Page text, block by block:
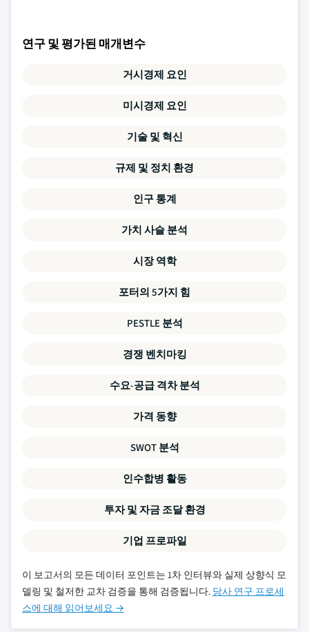
연구 및 평가된 매개변수
거시경제 요인
미시경제 요인
기술 및 혁신
규제 및 정치 환경
인구 통계
가치 사슬 분석
시장 역학
포터의 5가지 힘
PESTLE 분석
경쟁 벤치마킹
수요-공급 격차 분석
가격 동향
SWOT 분석
인수합병 활동
투자 및 자금 조달 환경
기업 프로파일
이 보고서의 모든 데이터 포인트는 1차 인터뷰와 실제 상향식 모
델링 및 철저한 교차 검증을 통해 검증됩니다. 당사 연구 프로세
스에 대해 읽어보세요 →